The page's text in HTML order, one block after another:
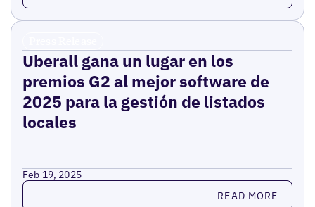
Uberall gana un lugar en los
premios G2 al mejor software de
2025 para la gestión de listados
locales
Feb 19, 2025
Read more READ MORE